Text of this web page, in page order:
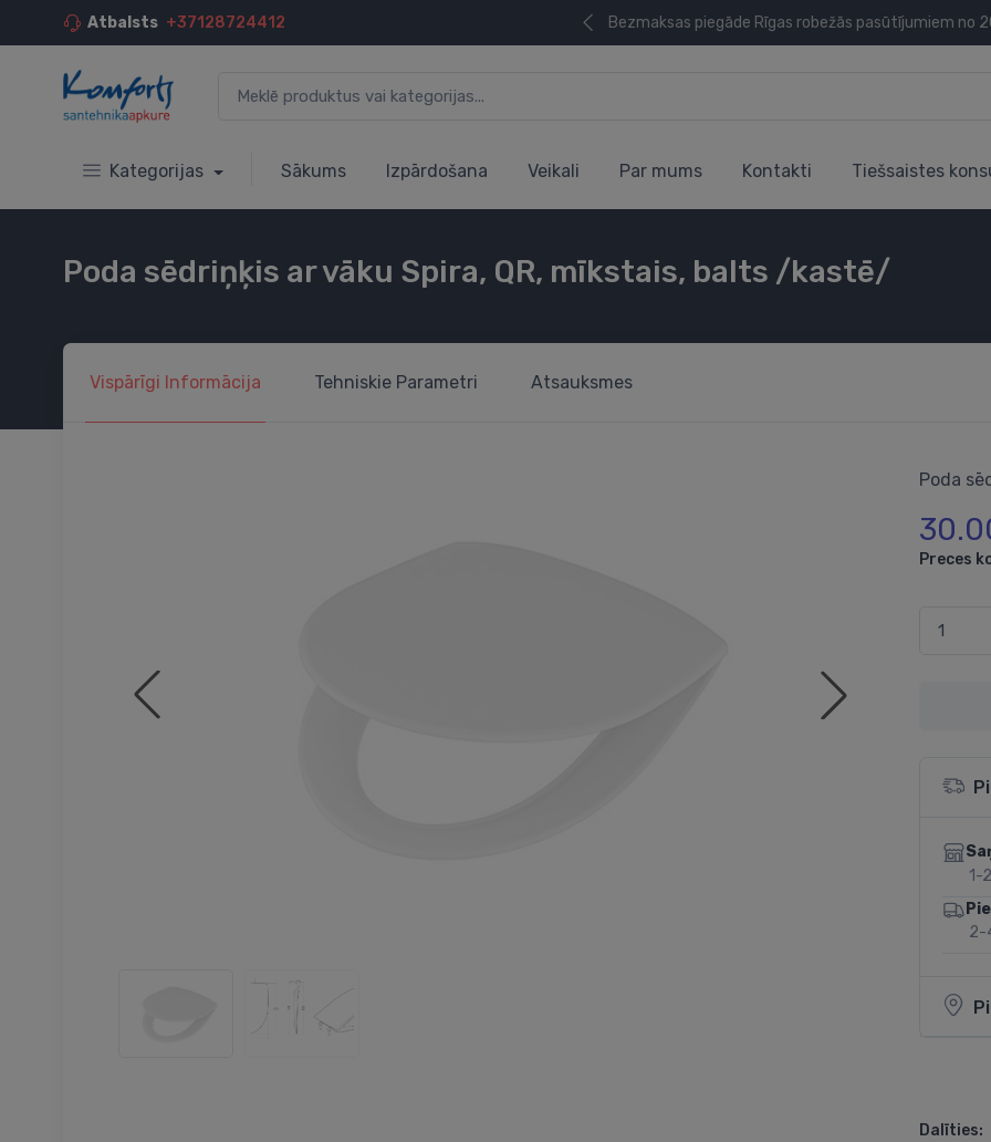
Atbalsts +37128724412 Bezmaksas piegāde Rīgas robežās pasūtījumiem no
Kategorijas Sākums Izpārdošana Veikali Par mums Kontakti Tiešsaistes
Poda sēdriņķis ar vāku Spira, QR, mīkstais, balts /kastē/
Vispārīgi Informācija Tehniskie Parametri Atsauksmes
Poda
Preces
1-
2-
Dalīties: